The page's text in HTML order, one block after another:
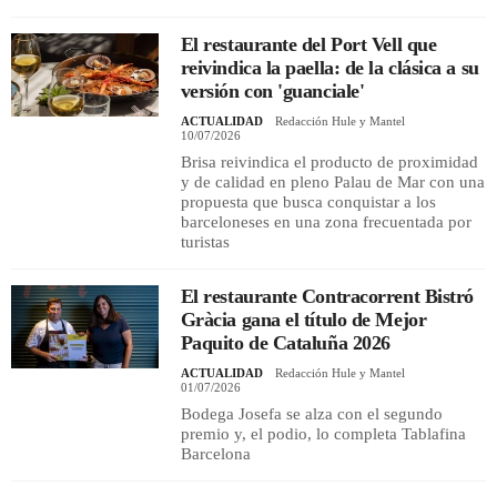
El restaurante del Port Vell que
reivindica la paella: de la clásica a su
versión con 'guanciale'
ACTUALIDAD
Redacción Hule y Mantel
10/07/2026
Brisa reivindica el producto de proximidad
y de calidad en pleno Palau de Mar con una
propuesta que busca conquistar a los
barceloneses en una zona frecuentada por
turistas
El restaurante Contracorrent Bistró
Gràcia gana el título de Mejor
Paquito de Cataluña 2026
ACTUALIDAD
Redacción Hule y Mantel
01/07/2026
Bodega Josefa se alza con el segundo
premio y, el podio, lo completa Tablafina
Barcelona